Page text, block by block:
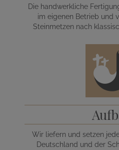
Die handwerkliche
im eigenen Betrieb und
Steinmetzen nach
Wir liefern und setzen
Deutschland und der